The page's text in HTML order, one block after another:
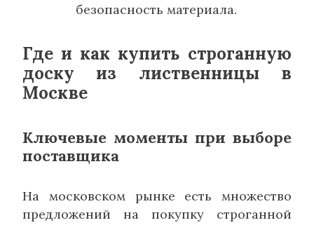
безопасность материала.
Где и как купить строганную
доску из лиственницы в
Москве
Ключевые моменты при выборе
поставщика
На московском рынке есть множество
предложений на покупку строганной